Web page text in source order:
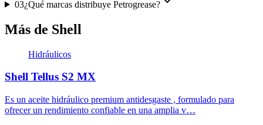
03¿Qué marcas distribuye Petrogrease?
Más de Shell
Hidráulicos
Shell Tellus S2 MX
Es un aceite hidráulico premium antidesgaste , formulado para
ofrecer un rendimiento confiable en una amplia v…